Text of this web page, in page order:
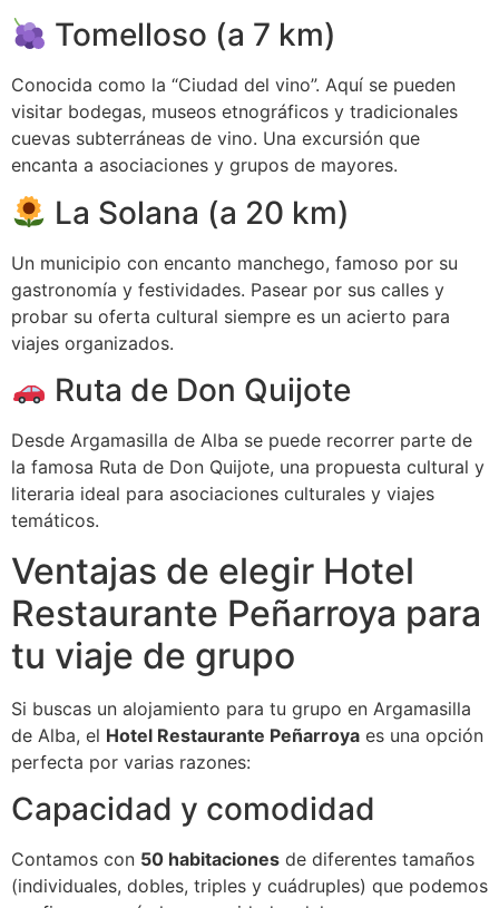
Tomelloso (a 7 km)
Conocida como la “Ciudad del vino”. Aquí se pueden
visitar bodegas, museos etnográficos y tradicionales
cuevas subterráneas de vino. Una excursión que
encanta a asociaciones y grupos de mayores.
La Solana (a 20 km)
Un municipio con encanto manchego, famoso por su
gastronomía y festividades. Pasear por sus calles y
probar su oferta cultural siempre es un acierto para
viajes organizados.
Ruta de Don Quijote
Desde Argamasilla de Alba se puede recorrer parte de
la famosa Ruta de Don Quijote, una propuesta cultural y
literaria ideal para asociaciones culturales y viajes
temáticos.
Ventajas de elegir Hotel
Restaurante Peñarroya para
tu viaje de grupo
Si buscas un alojamiento para tu grupo en Argamasilla
de Alba, el Hotel Restaurante Peñarroya es una opción
perfecta por varias razones:
Capacidad y comodidad
Contamos con 50 habitaciones de diferentes tamaños
(individuales, dobles, triples y cuádruples) que podemos